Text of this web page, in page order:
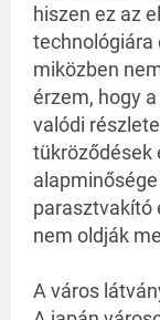
hiszen ez az
technológiára
miközben
érzem, hogy
valódi
tükröződések
parasztvakító
nem oldják
A város